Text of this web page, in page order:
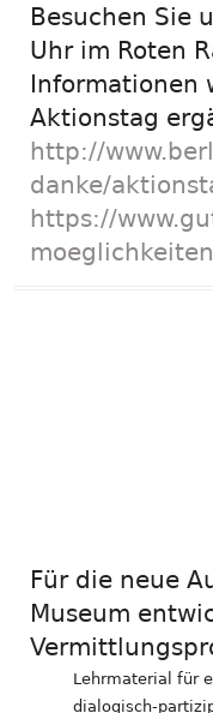
Besuchen Sie
Uhr im Roten
Informationen
Aktionstag
http://
danke/
https://
Für die neue
Museum
Lehrmaterial für
dialogisch-